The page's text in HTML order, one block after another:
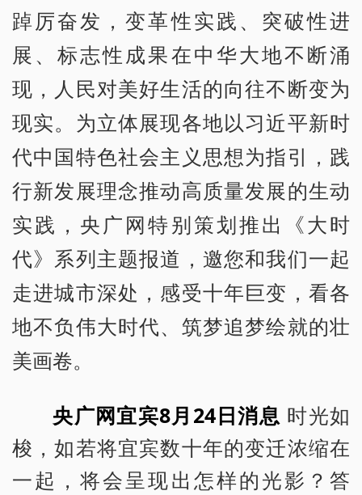
踔厉奋发，变革性实践、突破性进
展、标志性成果在中华大地不断涌
现，人民对美好生活的向往不断变为
现实。为立体展现各地以习近平新时
代中国特色社会主义思想为指引，践
行新发展理念推动高质量发展的生动
实践，央广网特别策划推出《大时
代》系列主题报道，邀您和我们一起
走进城市深处，感受十年巨变，看各
地不负伟大时代、筑梦追梦绘就的壮
美画卷。
央广网宜宾8月24日消息 时光如
梭，如若将宜宾数十年的变迁浓缩在
一起，将会呈现出怎样的光影？答